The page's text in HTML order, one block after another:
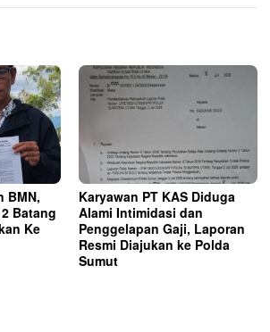
BMN,
Batang
Ke
Karyawan PT KAS Diduga
Alami Intimidasi dan
Penggelapan Gaji, Laporan
Resmi Diajukan ke Polda
Sumut